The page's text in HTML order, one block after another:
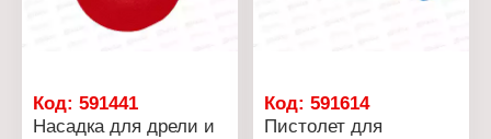
Код: 591441
Насадка для дрели и
Код:591614
Пистолет для